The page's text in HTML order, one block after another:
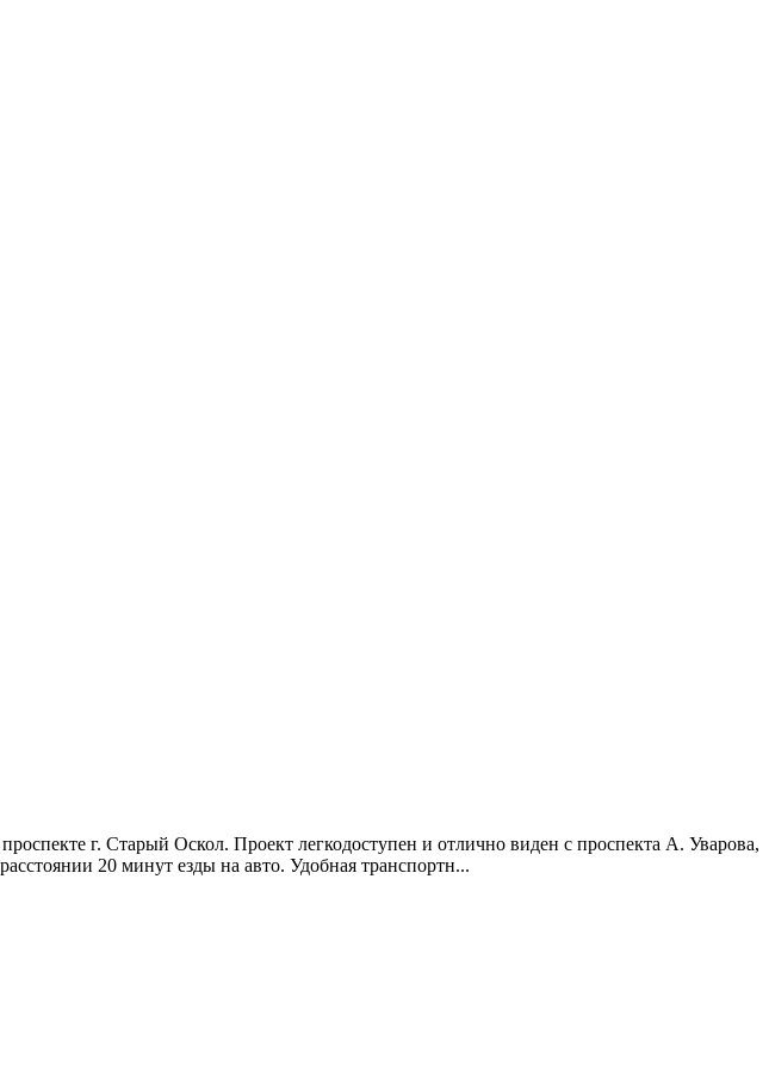
г. Старый Оскол. Проект легкодоступен и отлично виден с проспекта А. Уварова,
20 минут езды на авто. Удобная транспортн...